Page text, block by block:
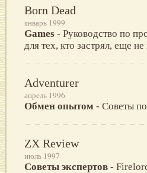
Born Dead
январь 1999
Games - Руководство по
для тех, кто застрял, еще не
Adventurer
апрель 1996
Обмен опытом - Советы
ZX Review
июль 1997
Советы экспертов -